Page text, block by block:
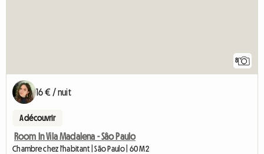
8
16 € / nuit
A découvrir
Room In Vila Madalena - Sâo Paulo
Chambre chez l'habitant | São Paulo | 60 M2